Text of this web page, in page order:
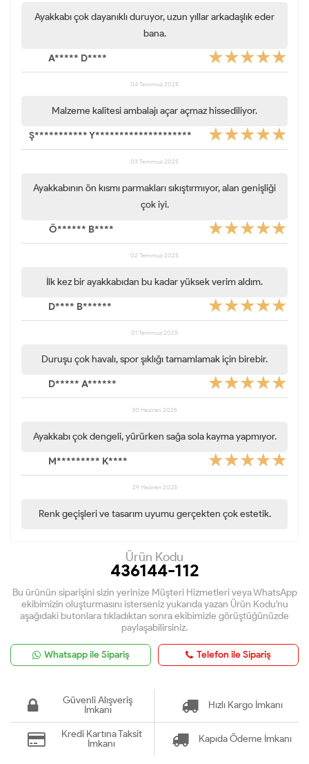
Ayakkabı çok dayanıklı duruyor, uzun yıllar arkadaşlık eder
bana.
A***** D****
04 Temmuz 2025
Malzeme kalitesi ambalajı açar açmaz hissediliyor.
Ş*********** Y********************
03 Temmuz 2025
Ayakkabının ön kısmı parmakları sıkıştırmıyor, alan genişliği
çok iyi.
Ö****** B****
02 Temmuz 2025
İlk kez bir ayakkabıdan bu kadar yüksek verim aldım.
D**** B******
01 Temmuz 2025
Duruşu çok havalı, spor şıklığı tamamlamak için birebir.
D***** A******
30 Haziran 2025
Ayakkabı çok dengeli, yürürken sağa sola kayma yapmıyor.
M********* K****
29 Haziran 2025
Renk geçişleri ve tasarım uyumu gerçekten çok estetik.
Ürün Kodu
436144-112
Bu ürünün siparişini sizin yerinize Müşteri Hizmetleri veya WhatsApp
ekibimizin oluşturmasını isterseniz yukarıda yazan Ürün Kodu'nu
aşağıdaki butonlara tıkladıktan sonra ekibimizle görüştüğünüzde
paylaşabilirsiniz.
Whatsapp ile Sipariş Telefon ile Sipariş
Güvenli Alışveriş
İmkanı
Hızlı Kargo İmkanı
Kredi Kartına Taksit
İmkanı
Kapıda Ödeme İmkanı